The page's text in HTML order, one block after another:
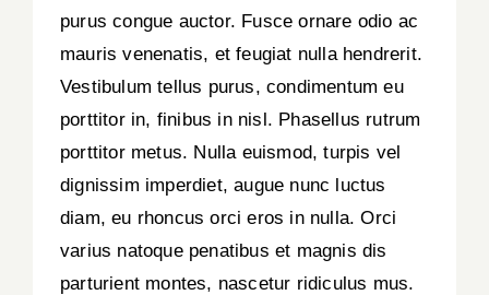
purus congue auctor. Fusce ornare odio ac
mauris venenatis, et feugiat nulla hendrerit.
Vestibulum tellus purus, condimentum eu
porttitor in, finibus in nisl. Phasellus rutrum
porttitor metus. Nulla euismod, turpis vel
dignissim imperdiet, augue nunc luctus
diam, eu rhoncus orci eros in nulla. Orci
varius natoque penatibus et magnis dis
parturient montes, nascetur ridiculus mus.